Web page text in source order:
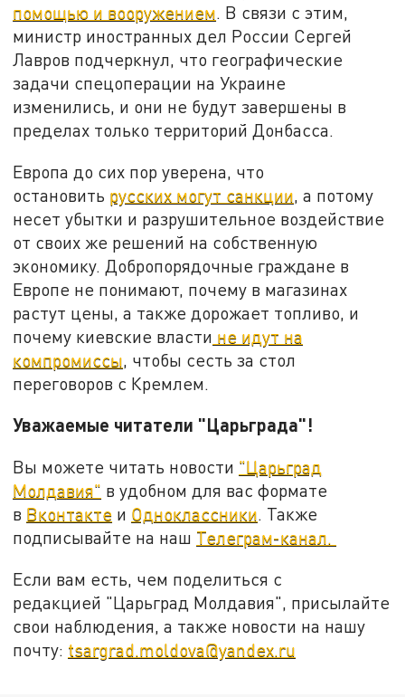
помощью и вооружением. В связи с этим,
министр иностранных дел России Сергей
Лавров подчеркнул, что географические
задачи спецоперации на Украине
изменились, и они не будут завершены в
пределах только территорий Донбасса.
Европа до сих пор уверена, что
остановить русских могут санкции , а потому
несет убытки и разрушительное воздействие
от своих же решений на собственную
экономику. Добропорядочные граждане в
Европе не понимают, почему в магазинах
растут цены, а также дорожает топливо, и
почему киевские власти не идут на
компромиссы , чтобы сесть за стол
переговоров с Кремлем.
Уважаемые читатели "Царьграда"!
Вы можете читать новости "Царьград
Молдавия" в удобном для вас формате
в Вконтакте и Одноклассники. Также
подписывайте на наш Телеграм-канал.
Если вам есть, чем поделиться с
редакцией "Царьград Молдавия", присылайте
свои наблюдения, а также новости на нашу
почту: tsargrad.moldova@yandex.ru